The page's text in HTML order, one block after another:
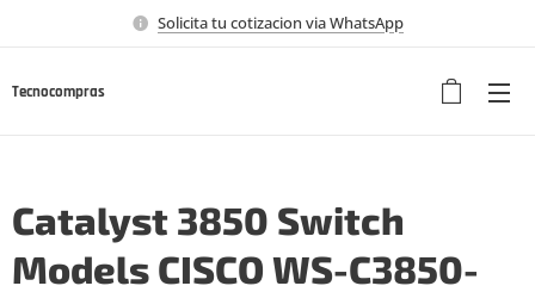
Solicita tu cotizacion via WhatsApp
Tecnocompras
Catalyst 3850 Switch
Models CISCO WS-C3850-